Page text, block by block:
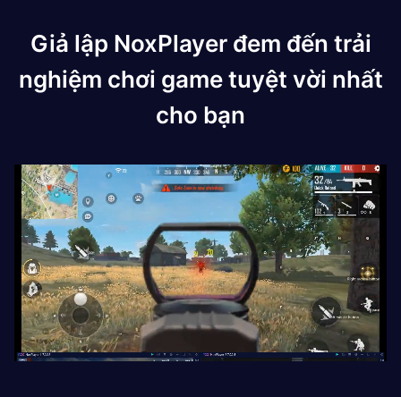
Giả lập NoxPlayer đem đến trải
nghiệm chơi game tuyệt vời nhất
cho bạn